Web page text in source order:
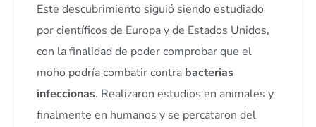
Este descubrimiento siguió siendo estudiado
por científicos de Europa y de Estados Unidos,
con la finalidad de poder comprobar que el
moho podría combatir contra bacterias
infeccionas. Realizaron estudios en animales y
finalmente en humanos y se percataron del